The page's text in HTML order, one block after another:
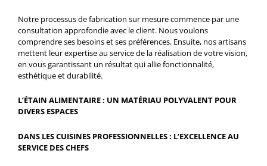
Notre processus de fabrication sur mesure commence par une
consultation approfondie avec le client. Nous voulons
comprendre ses besoins et ses préférences. Ensuite, nos artisans
mettent leur expertise au service de la réalisation de votre vision,
en vous garantissant un résultat qui allie fonctionnalité,
esthétique et durabilité.
L’ÉTAIN ALIMENTAIRE : UN MATÉRIAU POLYVALENT POUR
DIVERS ESPACES
DANS LES CUISINES PROFESSIONNELLES : L’EXCELLENCE AU
SERVICE DES CHEFS